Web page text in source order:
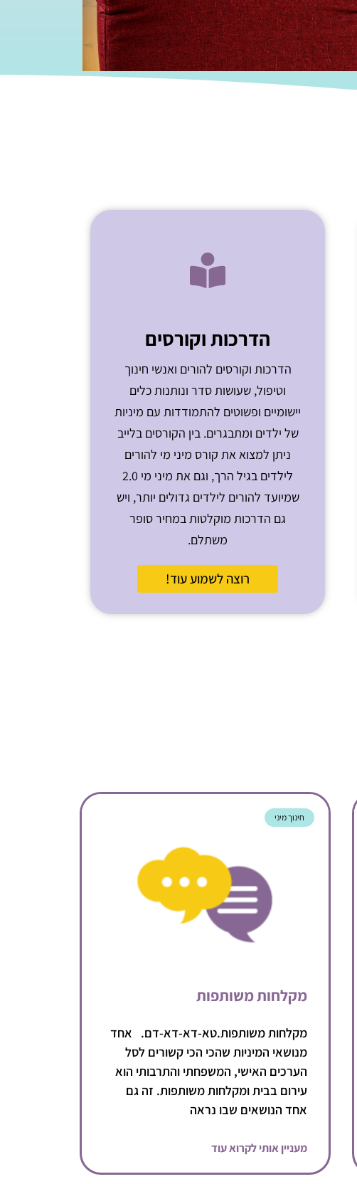
הדרכות וקורסים
הדרכות וקורסים להורים ואנשי חינוך
וטיפול, שעושות סדר ונותנות כלים
יישומיים ופשוטים להתמודדות עם מיניות
של ילדים ומתבגרים. בין הקורסים בלייב
ניתן למצוא את קורס מיני מי להורים
לילדים בגיל הרך, וגם את מיני מי 2.0
שמיועד להורים לילדים גדולים יותר, ויש
גם הדרכות מוקלטות במחיר סופר
משתלם.
רוצה לשמוע עוד!
חינוך מיני
מקלחות משותפות
מקלחות משותפות.טא-דא-דא-דם. אחד
מנושאי המיניות שהכי הכי קשורים לסל
הערכים האישי, המשפחתי והתרבותי הוא
עירום בבית ומקלחות משותפות. זה גם
אחד הנושאים שבו נראה
מעניין אותי לקרוא עוד